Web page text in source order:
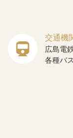
交通機
広島電
各種バ